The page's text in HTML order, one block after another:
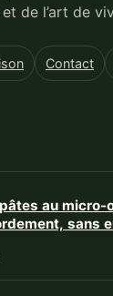
de l’art de
Contact
au
sans